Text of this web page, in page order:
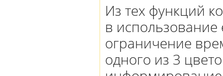
Из тех функций
в использование
ограничение
одного из 3